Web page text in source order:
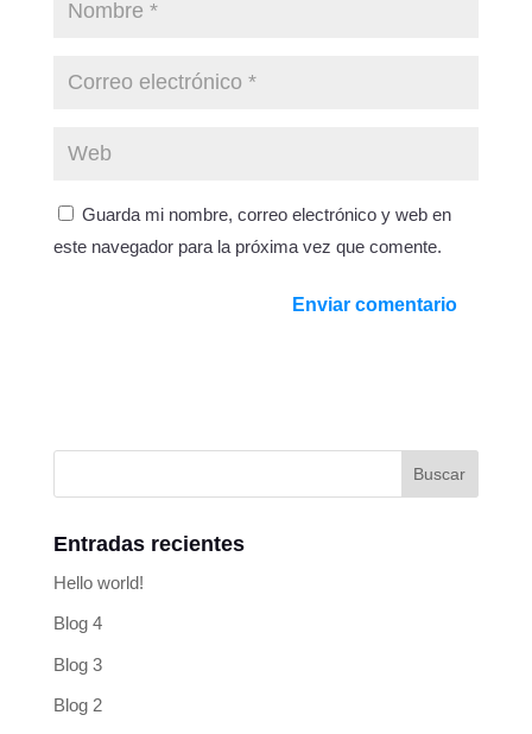
Guarda mi nombre, correo electrónico y web en
este navegador para la próxima vez que comente.
Entradas recientes
Hello world!
Blog 4
Blog 3
Blog 2